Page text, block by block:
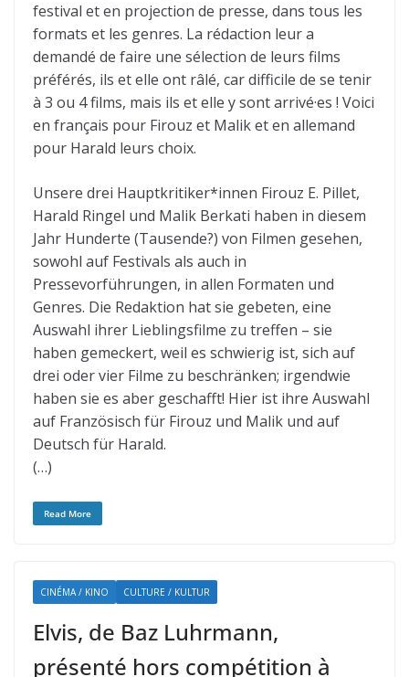
festival et en projection de presse, dans tous les
formats et les genres. La rédaction leur a
demandé de faire une sélection de leurs films
préférés, ils et elle ont râlé, car difficile de se tenir
à 3 ou 4 films, mais ils et elle y sont arrivé·es ! Voici
en français pour Firouz et Malik et en allemand
pour Harald leurs choix.
Unsere drei Hauptkritiker*innen Firouz E. Pillet,
Harald Ringel und Malik Berkati haben in diesem
Jahr Hunderte (Tausende?) von Filmen gesehen,
sowohl auf Festivals als auch in
Pressevorführungen, in allen Formaten und
Genres. Die Redaktion hat sie gebeten, eine
Auswahl ihrer Lieblingsfilme zu treffen – sie
haben gemeckert, weil es schwierig ist, sich auf
drei oder vier Filme zu beschränken; irgendwie
haben sie es aber geschafft! Hier ist ihre Auswahl
auf Französisch für Firouz und Malik und auf
Deutsch für Harald.
(…)
Read More
CINÉMA / KINO CULTURE / KULTUR
Elvis, de Baz Luhrmann,
présenté hors compétition à